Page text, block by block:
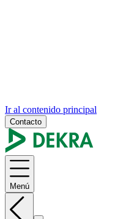
Ir al contenido principal
Contacto
Menú